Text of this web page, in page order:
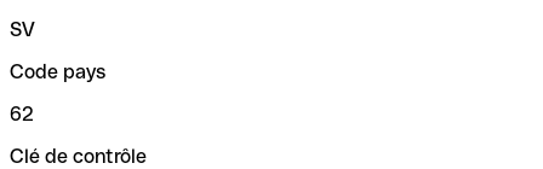
SV
Code pays
62
Clé de contrôle